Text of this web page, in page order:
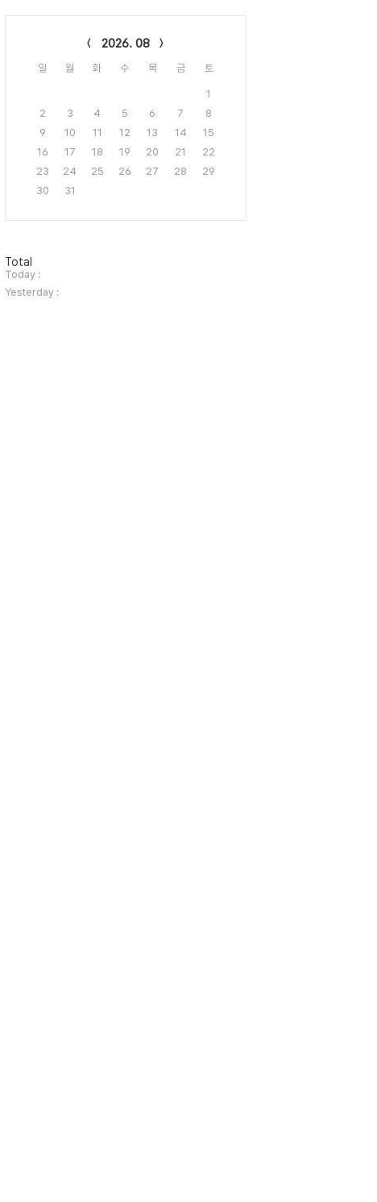
2026. 08
일 월 화 수 목 금 토
1
2
3 4 5 6 7
8
9
10 11 12 13 14
15
16
17 18 19 20 21
22
23
24 25 26 27 28
29
30
31
방
문
자
수
Total
Today :
Yesterday :